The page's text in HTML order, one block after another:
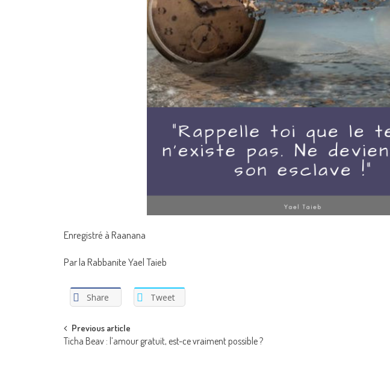
Enregistré à Raanana
Par la Rabbanite Yael Taieb
Share Tweet
Post
Previous article
Ticha Beav : l’amour gratuit, est-ce vraiment possible ?